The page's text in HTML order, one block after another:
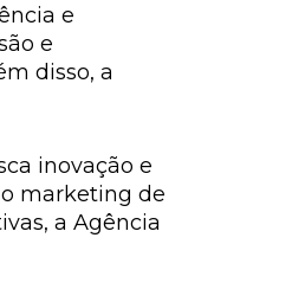
e
e
disso, a
inovação e
marketing de
a Agência